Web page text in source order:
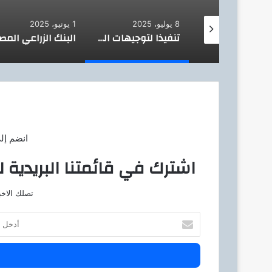
8 يوليو، 2025
تنفيذا لتوجيهات المركزي.. كافة فروع البنك الأهلي المصري تعمل حتى الخامسة مساءا
1 يونيو، 2025
انضم
اشترك في قائمتنا
تصلك
خ
ب